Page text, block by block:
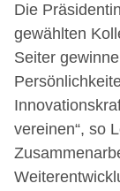
Die
gewählten
Seiter
vereinen“, so